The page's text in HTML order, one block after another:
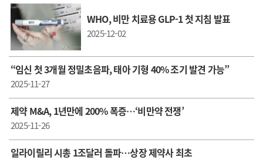
WHO, 비만 치료용 GLP-1 첫 지침 발표
2025-12-02
“임신 첫 3개월 정밀초음파, 태아 기형 40% 조기 발견 가능”
2025-11-27
제약 M&A, 1년만에 200% 폭증…‘비만약 전쟁’
2025-11-26
일라이릴리 시총 1조달러 돌파…상장 제약사 최초